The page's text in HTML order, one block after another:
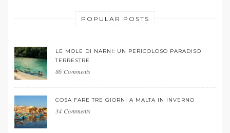
POPULAR POSTS
LE MOLE DI NARNI: UN PERICOLOSO PARADISO
TERRESTRE
86 Comments
COSA FARE TRE GIORNI A MALTA IN INVERNO
34 Comments